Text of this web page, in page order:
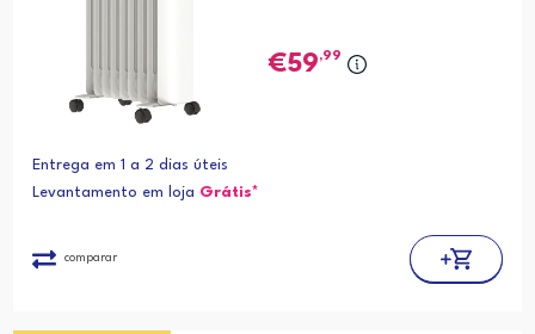
59,99
Entrega em 1 a 2 dias úteis
Levantamento em loja Grátis*
comparar